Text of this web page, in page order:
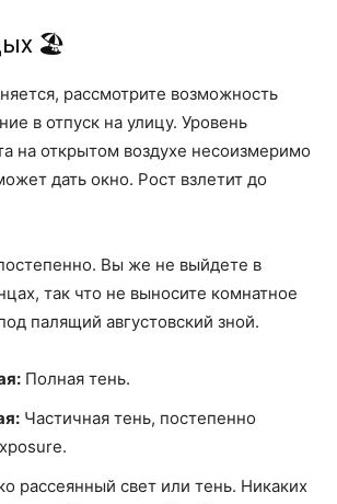
🏖️
рассмотрите возможность
в отпуск на улицу. Уровень
на открытом воздухе несоизмеримо
дать окно. Рост взлетит до
Вы же не выйдете в
так что не выносите комнатное
палящий августовский зной.
Полная тень.
Частичная тень, постепенно
рассеянный свет или тень. Никаких